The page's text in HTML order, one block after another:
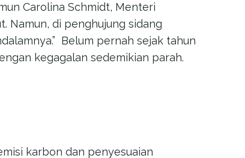
Carolina Schmidt, Menteri
Namun, di penghujung sidang
Belum pernah sejak tahun
kegagalan sedemikian parah.
karbon dan penyesuaian